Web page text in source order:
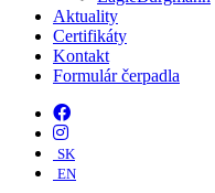
Aktuality
Certifikáty
Kontakt
Formulár čerpadla
SK
EN